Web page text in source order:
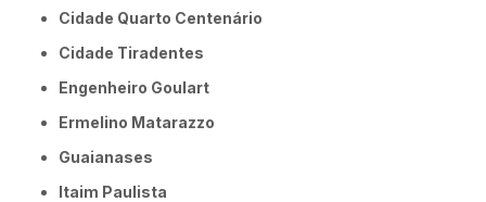
Cidade Quarto Centenário
Cidade Tiradentes
Engenheiro Goulart
Ermelino Matarazzo
Guaianases
Itaim Paulista